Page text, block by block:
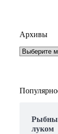
Архивы
Архивы
луком